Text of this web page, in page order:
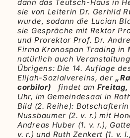
dann das Teutsch-Haus in
sie von Leiterin Dr. Gerhild
wurde, sodann die Lucian
sie Gespräche mit Rektor
und Prorektor Prof. Dr.
Firma Kronospan Trading in
natürlich auch
Übrigens: Die 14. Auflage
Elijah-Sozialvereins, der
corbilor) findet am
Uhr, im Gemeindesaal in
Bild (2. Reihe):
Nussbaumer (2. v. r.) mit
Andreas Huber (1. v. r.),
v. r.) und Ruth Zenkert (1. v.